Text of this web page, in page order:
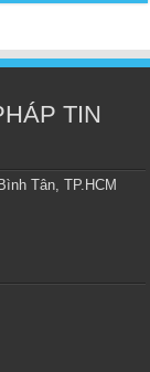
TIN
Tân, TP.HCM